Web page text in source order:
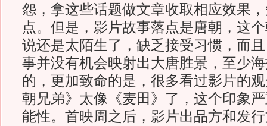
怨，拿这些话题做文章收取相应效果
点。但是，影片故事落点是唐朝，这
说还是太陌生了，缺乏接受习惯，而
事并没有机会映射出大唐胜景，至少
的，更加致命的是，很多看过影片的
朝兄弟》太像《麦田》了，这个印象
能性。首映周之后，影片出品方和发